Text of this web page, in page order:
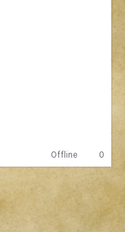
Offline
0